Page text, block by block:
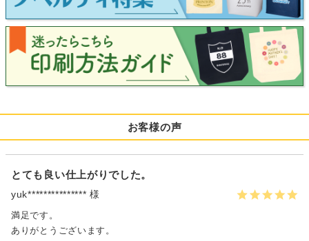
お客様の声
とても良い仕上がりでした。
yuk*************** 様
満足です。
ありがとうございます。